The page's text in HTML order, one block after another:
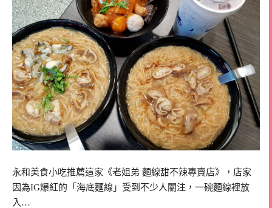
永和美食小吃推薦這家《老姐弟 麵線甜不辣專賣店》，店家
因為IG爆紅的「海底麵線」受到不少人關注，一碗麵線裡放
入…